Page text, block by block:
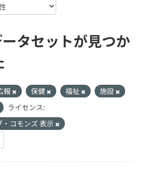
タセットが見つか
報 保健 福祉
施設
ライセンス:
コモンズ 表示